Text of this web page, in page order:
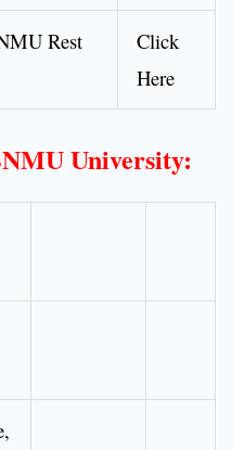
Rest
Click
Here
University: